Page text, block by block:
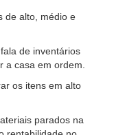
de alto, médio e
de inventários
a casa em ordem.
os itens em alto
parados na